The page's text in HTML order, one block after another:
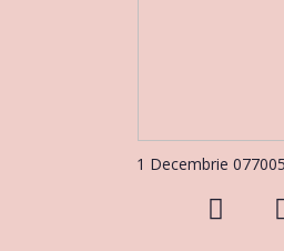
1 Decembrie